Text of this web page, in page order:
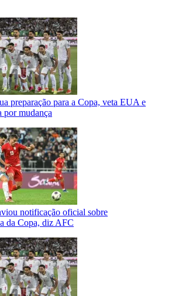
preparação para a Copa, veta EUA e
por mudança
notificação oficial sobre
da Copa, diz AFC